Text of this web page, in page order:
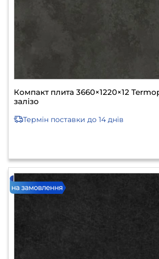
Компакт плита 3660×1220×12
залізо
Термін поставки до 14 днів